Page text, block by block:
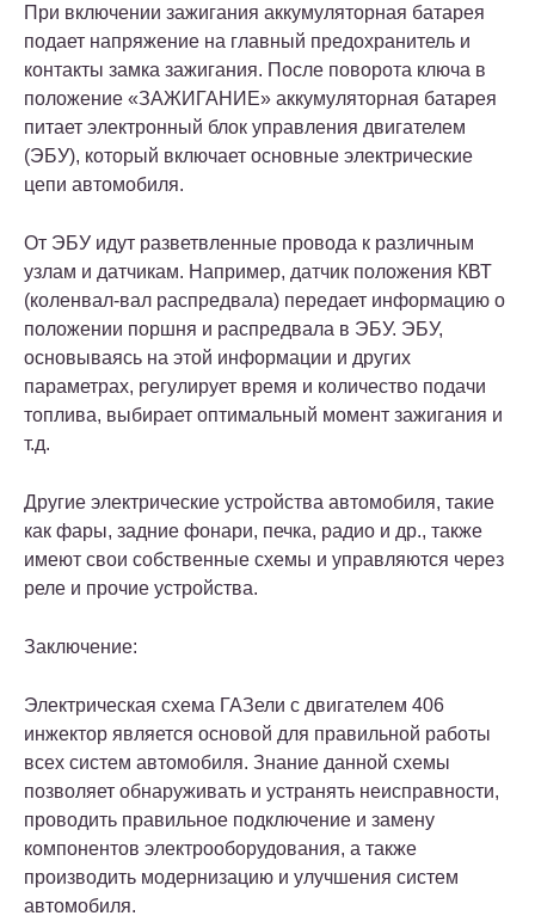
При включении зажигания аккумуляторная батарея
подает напряжение на главный предохранитель и
контакты замка зажигания. После поворота ключа в
положение «ЗАЖИГАНИЕ» аккумуляторная батарея
питает электронный блок управления двигателем
(ЭБУ), который включает основные электрические
цепи автомобиля.
От ЭБУ идут разветвленные провода к различным
узлам и датчикам. Например, датчик положения КВТ
(коленвал-вал распредвала) передает информацию о
положении поршня и распредвала в ЭБУ. ЭБУ,
основываясь на этой информации и других
параметрах, регулирует время и количество подачи
топлива, выбирает оптимальный момент зажигания и
т.д.
Другие электрические устройства автомобиля, такие
как фары, задние фонари, печка, радио и др., также
имеют свои собственные схемы и управляются через
реле и прочие устройства.
Заключение:
Электрическая схема ГАЗели с двигателем 406
инжектор является основой для правильной работы
всех систем автомобиля. Знание данной схемы
позволяет обнаруживать и устранять неисправности,
проводить правильное подключение и замену
компонентов электрооборудования, а также
производить модернизацию и улучшения систем
автомобиля.